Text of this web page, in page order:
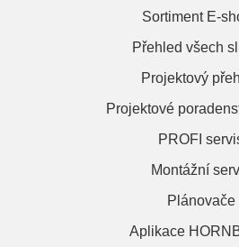
Sortiment E-
Přehled všech
Projektový
Projektové
PROFI
Montážní
Plánovače
Aplikace